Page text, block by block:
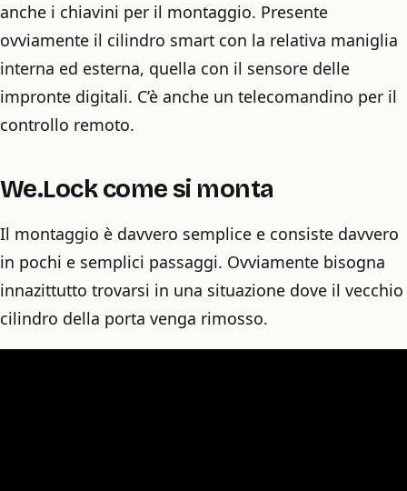
anche i chiavini per il montaggio. Presente
ovviamente il cilindro smart con la relativa maniglia
interna ed esterna, quella con il sensore delle
impronte digitali. C’è anche un telecomandino per il
controllo remoto.
We.Lock come si monta
Il montaggio è davvero semplice e consiste davvero
in pochi e semplici passaggi. Ovviamente bisogna
innazittutto trovarsi in una situazione dove il vecchio
cilindro della porta venga rimosso.